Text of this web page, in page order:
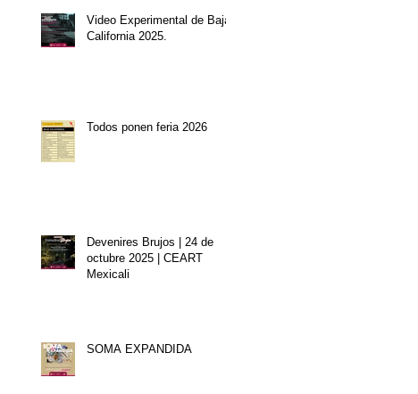
Video Experimental de Baja
California 2025.
Todos ponen feria 2026
Devenires Brujos | 24 de
octubre 2025 | CEART
Mexicali
SOMA EXPANDIDA